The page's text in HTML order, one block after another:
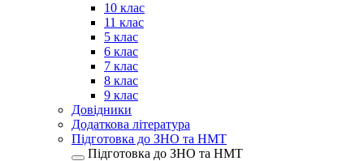
10 клас
11 клас
5 клас
6 клас
7 клас
8 клас
9 клас
Довідники
Додаткова література
Підготовка до ЗНО та НМТ
Підготовка до ЗНО та НМТ